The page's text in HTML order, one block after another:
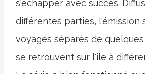
s'échapper avec succès.
différentes parties, l'émission
voyages séparés de
se retrouvent sur l'île à